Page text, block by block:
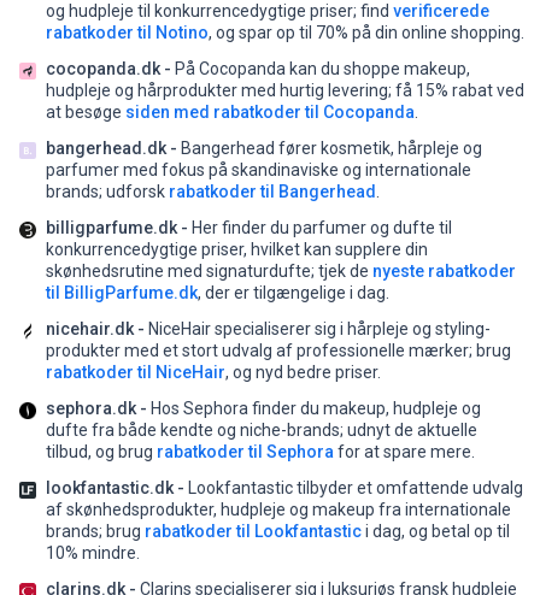
og hudpleje til konkurrencedygtige priser; find verificerede
rabatkoder til Notino, og spar op til 70% på din online shopping.
cocopanda.dk - På Cocopanda kan du shoppe makeup,
hudpleje og hårprodukter med hurtig levering; få 15% rabat ved
at besøge siden med rabatkoder til Cocopanda
bangerhead.dk - Bangerhead fører kosmetik, hårpleje og
parfumer med fokus på skandinaviske og internationale
brands; udforsk rabatkoder til Bangerhead
billigparfume.dk - Her finder du parfumer og dufte til
konkurrencedygtige priser, hvilket kan supplere din
skønhedsrutine med signaturdufte; tjek de nyeste rabatkoder
til BilligParfume.dk, der er tilgængelige i dag.
nicehair.dk - NiceHair specialiserer sig i hårpleje og styling-
produkter med et stort udvalg af professionelle mærker; brug
rabatkoder til NiceHair, og nyd bedre priser.
sephora.dk - Hos Sephora finder du makeup, hudpleje og
dufte fra både kendte og niche-brands; udnyt de aktuelle
tilbud, og brug rabatkoder til Sephora for at spare mere.
lookfantastic.dk - Lookfantastic tilbyder et omfattende udvalg
af skønhedsprodukter, hudpleje og makeup fra internationale
brands; brug rabatkoder til Lookfantastici dag, og betal op til
10% mindre.
clarins.dk - Clarins specialiserer sig i luksuriøs fransk hudpleje